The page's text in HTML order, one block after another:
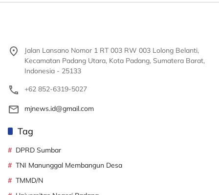
Jalan Lansano Nomor 1 RT 003 RW 003 Lolong Belanti,
Kecamatan Padang Utara, Kota Padang, Sumatera Barat,
Indonesia - 25133
+62 852-6319-5027
mjnews.id@gmail.com
Tag
DPRD Sumbar
TNI Manunggal Membangun Desa
TMMD/N